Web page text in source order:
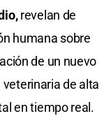
revelan de
humana sobre
de un nuevo
de alta
en tiempo real.